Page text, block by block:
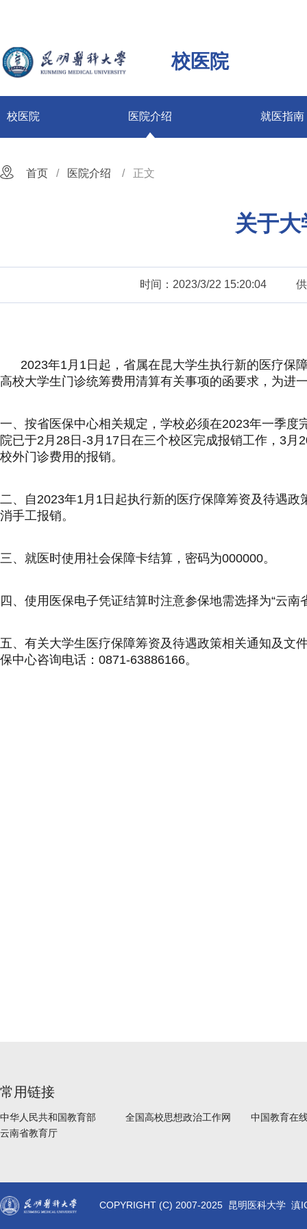
校医院
校医院 医院介绍 就医指南
首页 医院介绍 正文
关于
时间：2023/3/22 15:20:04
2023年1月1日起，省属在昆大学生执行新的医疗保
高校大学生门诊统筹费用清算有关事项的函要求，为进
一、按省医保中心相关规定，学校必须在2023年一季
院已于2月28日-3月17日在三个校区完成报销工作，3月
校外门诊费用的报销。
二、自2023年1月1日起执行新的医疗保障筹资及待遇
消手工报销。
三、就医时使用社会保障卡结算，密码为000000。
四、使用医保电子凭证结算时注意参保地需选择为“云
五、有关大学生医疗保障筹资及待遇政策相关通知及文
保中心咨询电话：0871-63886166。
常用链接
中华人民共和国教育部 全国高校思想政治工作网
中国教育在
云南省教育厅
COPYRIGHT (C) 2007-2025 昆明医科大学 滇